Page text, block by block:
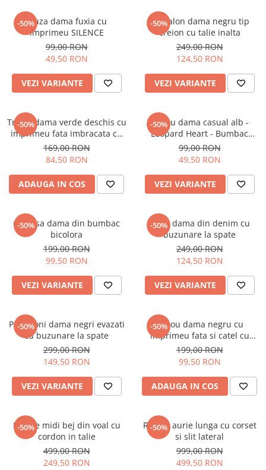
-50%Bluza dama fuxia cu
imprimeu SILENCE
99,00 RON
49,50 RON
VEZI VARIANTE
-50%
Pantalon dama negru tip
creion cu talie inalta
249,00 RON
124,50 RON
VEZI VARIANTE
-50%
Tricou dama verde deschis cu
imprimeu fata imbracata cu
alb si inghetata in mana
169,00 RON
84,50 RON
ADAUGA IN COS
-50%
Tricou dama casual alb -
Leopard Heart - Bumbac
Organic
99,00 RON
49,50 RON
VEZI VARIANTE
-50%
Camasa dama din bumbac
bicolora
199,00 RON
99,50 RON
VEZI VARIANTE
-50%
Blugi dama din denim cu
buzunare la spate
249,00 RON
124,50 RON
VEZI VARIANTE
-50%
Pantaloni dama negri evazati
cu buzunare la spate
299,00 RON
149,50 RON
VEZI VARIANTE
-50%
Tricou dama negru cu
imprimeu fata si catel cu
ochelari
199,00 RON
99,50 RON
ADAUGA IN COS
-50%
Rochie midi bej din voal cu
cordon in talie
499,00 RON
249,50 RON
-50%
Rochie aurie lunga cu corset
si slit lateral
999,00 RON
499,50 RON